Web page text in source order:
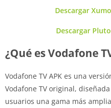
Descargar
Descargar
¿Qué es Vodafone
Vodafone TV APK es una
Vodafone TV original,
usuarios una gama más